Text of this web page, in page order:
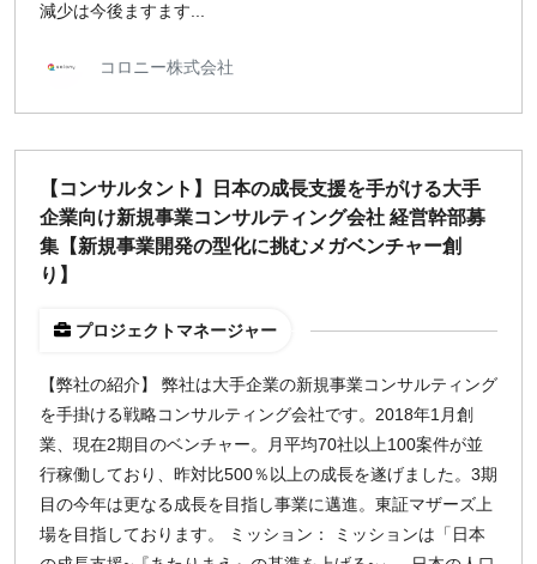
減少は今後ますます...
コロニー株式会社
【コンサルタント】日本の成長支援を手がける大手
企業向け新規事業コンサルティング会社 経営幹部募
集【新規事業開発の型化に挑むメガベンチャー創
り】
プロジェクトマネージャー
【弊社の紹介】 弊社は大手企業の新規事業コンサルティング
を手掛ける戦略コンサルティング会社です。2018年1月創
業、現在2期目のベンチャー。月平均70社以上100案件が並
行稼働しており、昨対比500％以上の成長を遂げました。3期
目の今年は更なる成長を目指し事業に邁進。東証マザーズ上
場を目指しております。 ミッション： ミッションは「日本